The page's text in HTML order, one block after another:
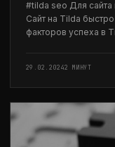
#tilda seo Для сайта
Сайт на Tilda
факторов успеха в
29.02.20242 МИНУТ